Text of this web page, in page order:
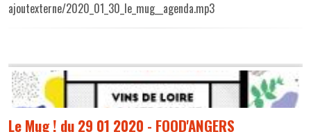
ajoutexterne/2020_01_30_le_mug__agenda.mp3
Le Mug ! du 29 01 2020 - FOOD'ANGERS